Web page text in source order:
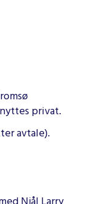
privat.
avtale).